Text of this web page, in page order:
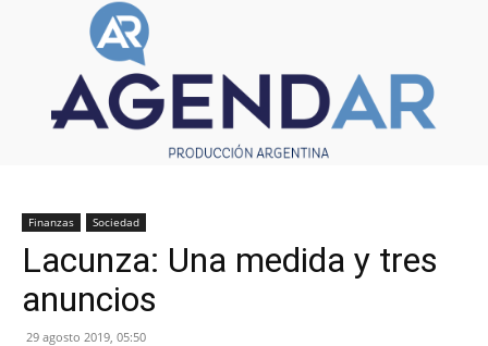
Finanzas Sociedad
Lacunza: Una medida y tres
anuncios
29 agosto 2019, 05:50